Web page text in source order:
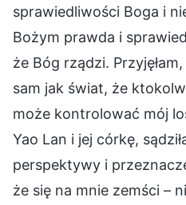
sprawiedliwości Boga i
Bożym prawda i
że Bóg rządzi.
sam jak świat, że
może kontrolować mój
Yao Lan i jej córkę,
perspektywy i
że się na mnie zemści –